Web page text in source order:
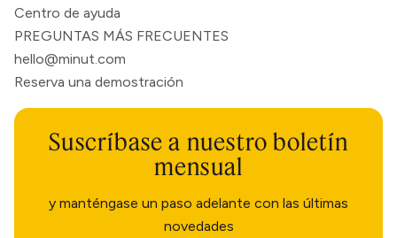
Centro de ayuda
PREGUNTAS MÁS FRECUENTES
hello@minut.com
Reserva una demostración
Suscríbase a nuestro boletín
mensual
y manténgase un paso adelante con las últimas
novedades